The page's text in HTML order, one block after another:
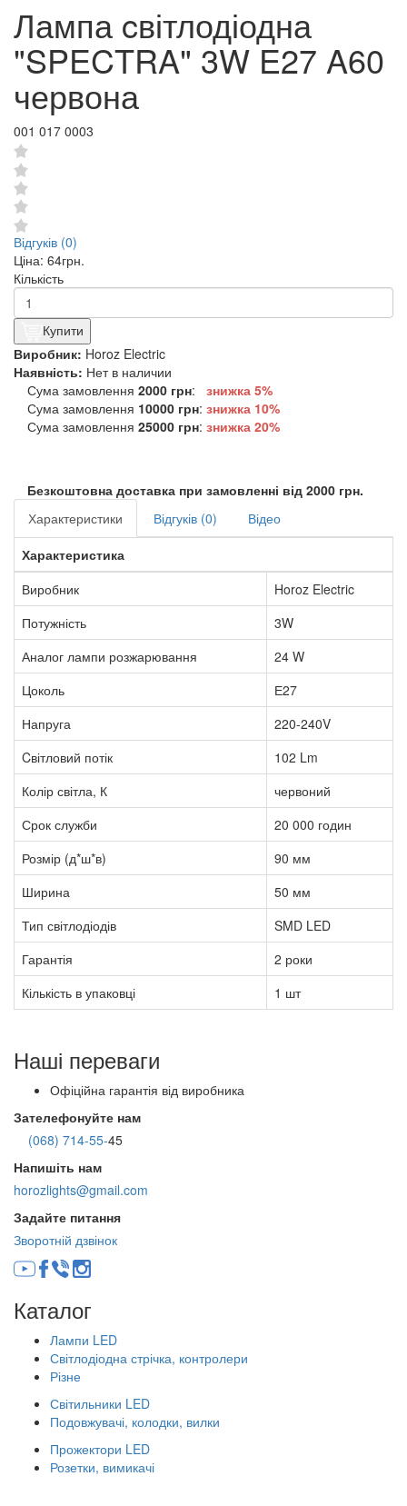
Лампа cвітлодіодна
"SPECTRA" 3W E27 A60
червона
001 017 0003
Відгуків (0)
Ціна: 64грн.
Кількість
Купити
Виробник: Horoz Electric
Наявність: Нет в наличии
Сума замовлення 2000 грн:
знижка 5%
Сума замовлення 10000 грн: знижка 10%
Сума замовлення 25000 грн: знижка 20%
Безкоштовна доставка при замовленні від 2000 грн.
Характеристики
Відгуків (0)
Відео
Характеристика
Виробник
Horoz Electric
Потужність
3W
Аналог лампи розжарювання
24 W
Цоколь
Е27
Напруга
220-240V
Cвітловий потік
102 Lm
Колір світла, К
червоний
Срок служби
20 000 годин
Розмір (д*ш*в)
90 мм
Ширина
50 мм
Тип світлодіодів
SMD LED
Гарантія
2 роки
Кількість в упаковці
1 шт
Наші переваги
Офіційна гарантія від виробника
Зателефонуйте нам
(068) 714-55-45
Напишіть нам
horozlights@gmail.com
Задайте питання
Зворотній дзвінок
Каталог
Лампи LED
Світлодіодна стрічка, контролери
Різне
Світильники LED
Подовжувачі, колодки, вилки
Прожектори LED
Розетки, вимикачі